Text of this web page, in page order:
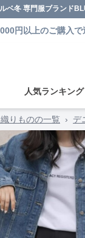
ベ冬 専門服ブランド
円以上のご購入で
人気ランキング
りものの一覧 › デ